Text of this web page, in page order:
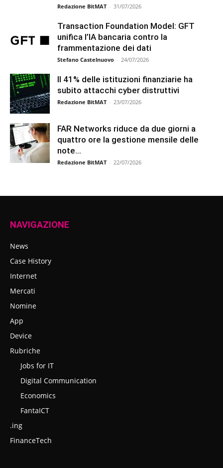
Redazione BitMAT - 31/07/2026
Transaction Foundation Model: GFT
unifica l’IA bancaria contro la
frammentazione dei dati
Stefano Castelnuovo - 24/07/2026
Il 41% delle istituzioni finanziarie ha
subito attacchi cyber distruttivi
Redazione BitMAT - 23/07/2026
FAR Networks riduce da due giorni a
quattro ore la gestione mensile delle
note...
Redazione BitMAT - 22/07/2026
NAVIGAZIONE
News
Case History
Internet
Mercati
Nomine
App
Device
Rubriche
Jobs for IT
Digital Communication
Economics
FantaICT
.ing
FinanceTech